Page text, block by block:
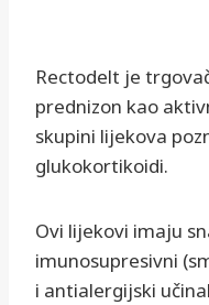
Rectodelt je
prednizon kao
skupini lijekova
glukokortikoidi.
Ovi lijekovi imaju
imunosupresivni
i antialergijski